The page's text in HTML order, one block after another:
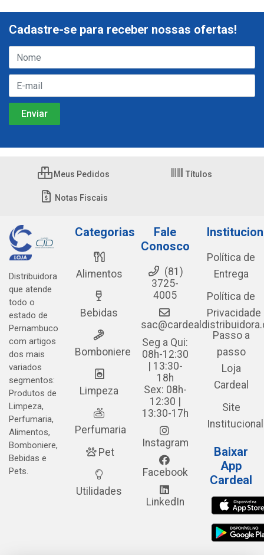
Cadastre-se para receber nossas ofertas!
Meus Pedidos Títulos
Notas Fiscais
Distribuidora
que atende
todo o
estado de
Pernambuco
com artigos
dos mais
variados
segmentos:
Produtos de
Limpeza,
Perfumaria,
Alimentos,
Bomboniere,
Bebidas e
Pets.
Categorias
Alimentos
Bebidas
Bomboniere
Limpeza
Perfumaria
Pet
Utilidades
Fale
Conosco
(81)
3725-
4005
Seg a Qui:
08h-12:30
| 13:30-
18h
Sex: 08h-
12:30 |
13:30-17h
Instagram
Facebook
LinkedIn
Política de
Entrega
Política de
Privacidade
Passo a
passo
Loja
Cardeal
Site
Institucional
Baixar
App
Cardeal